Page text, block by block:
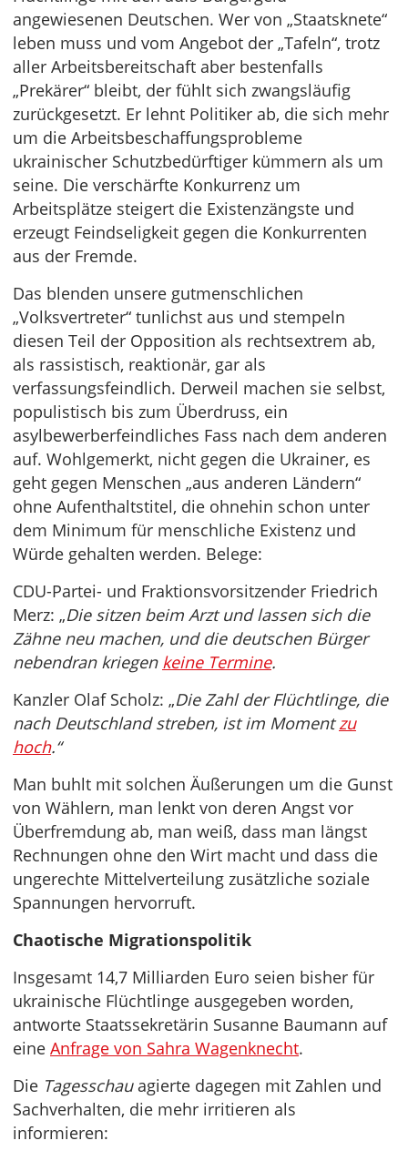
angewiesenen Deutschen. Wer von „Staatsknete“
leben muss und vom Angebot der „Tafeln“, trotz
aller Arbeitsbereitschaft aber bestenfalls
„Prekärer“ bleibt, der fühlt sich zwangsläufig
zurückgesetzt. Er lehnt Politiker ab, die sich mehr
um die Arbeitsbeschaffungsprobleme
ukrainischer Schutzbedürftiger kümmern als um
seine. Die verschärfte Konkurrenz um
Arbeitsplätze steigert die Existenzängste und
erzeugt Feindseligkeit gegen die Konkurrenten
aus der Fremde.
Das blenden unsere gutmenschlichen
„Volksvertreter“ tunlichst aus und stempeln
diesen Teil der Opposition als rechtsextrem ab,
als rassistisch, reaktionär, gar als
verfassungsfeindlich. Derweil machen sie selbst,
populistisch bis zum Überdruss, ein
asylbewerberfeindliches Fass nach dem anderen
auf. Wohlgemerkt, nicht gegen die Ukrainer, es
geht gegen Menschen „aus anderen Ländern“
ohne Aufenthaltstitel, die ohnehin schon unter
dem Minimum für menschliche Existenz und
Würde gehalten werden. Belege:
CDU-Partei- und Fraktionsvorsitzender Friedrich
Merz: „Die sitzen beim Arzt und lassen sich die
Zähne neu machen, und die deutschen Bürger
nebendran kriegen keine Termine.
Kanzler Olaf Scholz: „Die Zahl der Flüchtlinge, die
nach Deutschland streben, ist im Momentzu
hoch.“
Man buhlt mit solchen Äußerungen um die Gunst
von Wählern, man lenkt von deren Angst vor
Überfremdung ab, man weiß, dass man längst
Rechnungen ohne den Wirt macht und dass die
ungerechte Mittelverteilung zusätzliche soziale
Spannungen hervorruft.
Chaotische Migrationspolitik
Insgesamt 14,7 Milliarden Euro seien bisher für
ukrainische Flüchtlinge ausgegeben worden,
antworte Staatssekretärin Susanne Baumann auf
eine Anfrage von Sahra Wagenknecht.
Die Tagesschauagierte dagegen mit Zahlen und
Sachverhalten, die mehr irritieren als
informieren: